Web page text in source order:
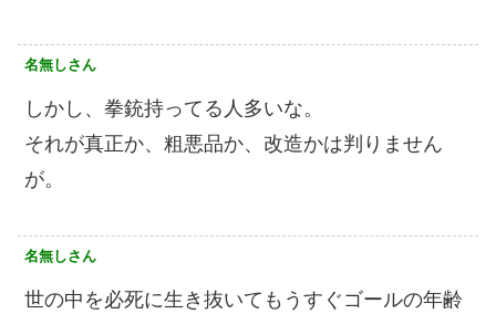
名無しさん
しかし、拳銃持ってる人多いな。
それが真正か、粗悪品か、改造かは判りません
が。
名無しさん
世の中を必死に生き抜いてもうすぐゴールの年齢